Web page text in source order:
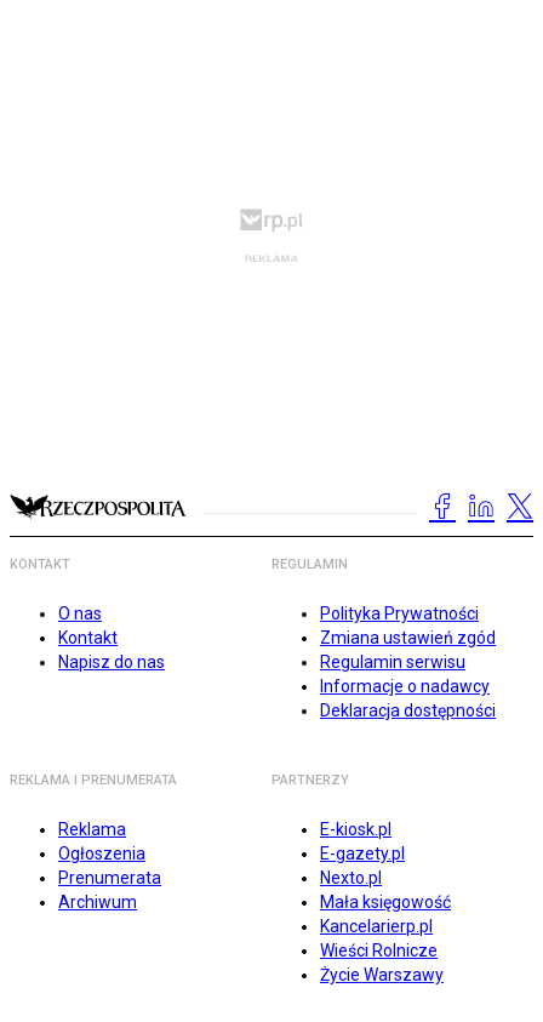
KONTAKT
O nas
Kontakt
Napisz do nas
REGULAMIN
Polityka Prywatności
Zmiana ustawień zgód
Regulamin serwisu
Informacje o nadawcy
Deklaracja dostępności
REKLAMA I PRENUMERATA
Reklama
Ogłoszenia
Prenumerata
Archiwum
PARTNERZY
E-kiosk.pl
E-gazety.pl
Nexto.pl
Mała księgowość
Kancelarierp.pl
Wieści Rolnicze
Życie Warszawy